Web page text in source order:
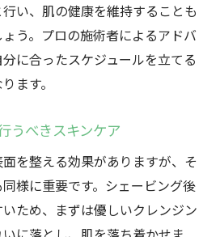
い、肌の健康を維持することも
う。プロの施術者によるアドバ
に合ったスケジュールを立てる
ます。
うべきスキンケア
を整える効果がありますが、そ
様に重要です。シェービング後
ため、まずは優しいクレンジン